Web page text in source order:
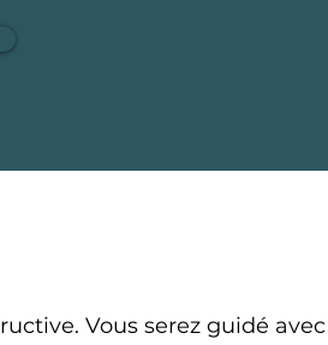
Vous serez guidé avec